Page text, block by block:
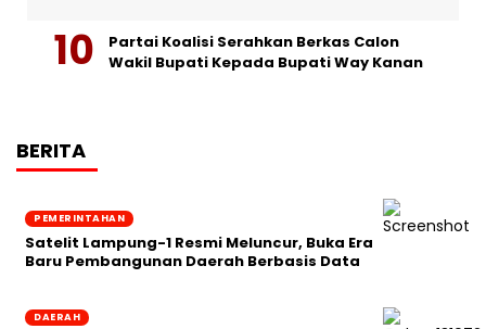
Partai Koalisi Serahkan Berkas Calon
Wakil Bupati Kepada Bupati Way Kanan
BERITA
PEMERINTAHAN
Satelit Lampung-1 Resmi Meluncur, Buka Era
Baru Pembangunan Daerah Berbasis Data
DAERAH